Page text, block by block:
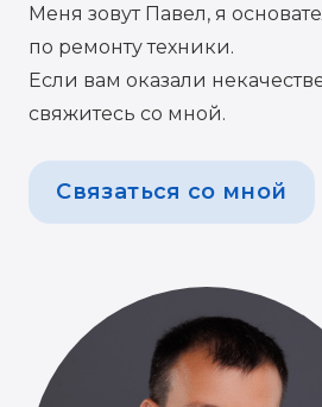
Меня зовут Павел, я
по ремонту техники.
Если вам оказали
свяжитесь со мной.
Связаться со мной